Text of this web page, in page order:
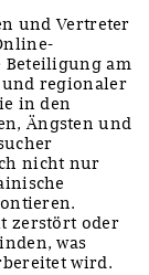
und Vertreter
Beteiligung am
und regionaler
in den
Ängsten und
nicht nur
zerstört oder
was
wird.